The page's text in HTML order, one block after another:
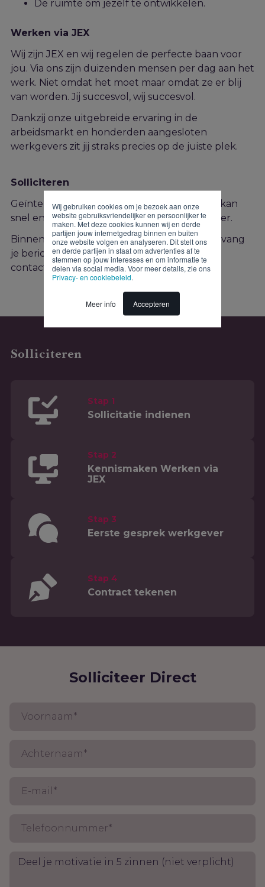
Wij gebruiken cookies om je bezoek aan onze
website gebruiksvriendelijker en persoonlijker te
maken. Met deze cookies kunnen wij en derde
partijen jouw internetgedrag binnen en buiten
onze website volgen en analyseren. Dit stelt ons
en derde partijen in staat om advertenties af te
stemmen op jouw interesses en om informatie te
delen via social media. Voor meer details, zie ons
Privacy- en cookiebeleid.
Meer info Accepteren
De ruimte om jezelf te ontwikkelen.
Werken via JEX
Wij zijn JEX en wij regelen de perfecte baan voor
jou. Via ons zijn duizenden mensen per dag aan het
werk. Niet omdat het moet maar omdat ze er blij
van worden. Jij succesvol, wij succesvol.
Dankzij onze uitgebreide ervaring in de
arbeidsmarkt en honderden aangesloten
werkgevers zit jij straks precies op de juiste plek.
Solliciteren
Geïnteresseerd in deze functie? Solliciteren kan
snel en gemakkelijk via onderstaand formulier.
Binnen twee werkdagen na je sollicitatie ontvang
je bericht van ons. Heb je vragen? Neem dan
contact op met de recruiter!
Solliciteren
Stap 1
Sollicitatie indienen
Stap 2
Kennismaken Werken via
JEX
Stap 3
Eerste gesprek werkgever
Stap 4
Contract tekenen
Solliciteer Direct